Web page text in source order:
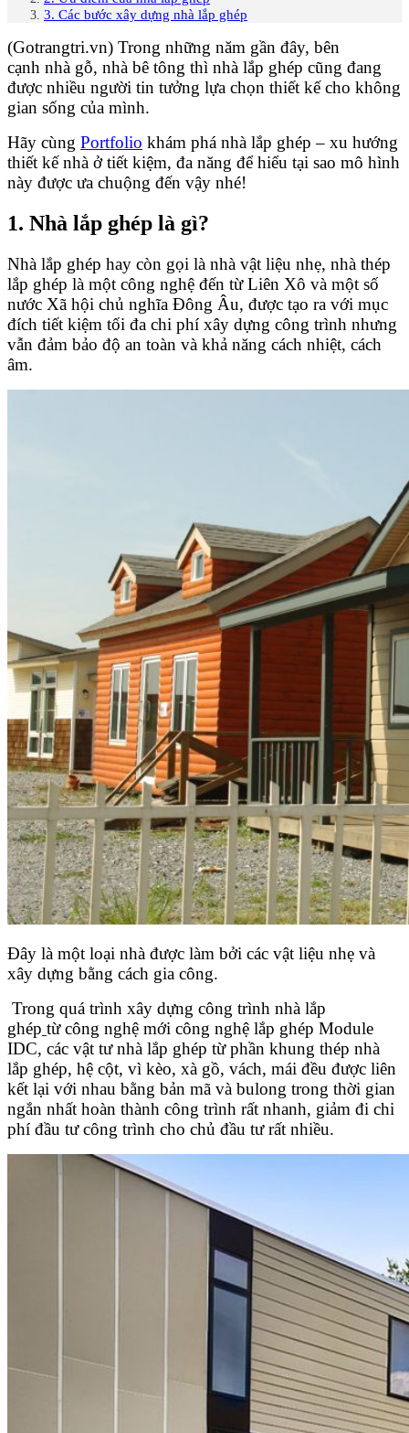
3. Các bước xây dựng nhà lắp ghép
(Gotrangtri.vn) Trong những năm gần đây, bên
cạnh nhà gỗ, nhà bê tông thì nhà lắp ghép cũng đang
được nhiều người tin tưởng lựa chọn thiết kế cho không
gian sống của mình.
Hãy cùng Portfolio khám phá nhà lắp ghép – xu hướng
thiết kế nhà ở tiết kiệm, đa năng để hiểu tại sao mô hình
này được ưa chuộng đến vậy nhé!
1. Nhà lắp ghép là gì?
Nhà lắp ghép hay còn gọi là nhà vật liệu nhẹ, nhà thép
lắp ghép là một công nghệ đến từ Liên Xô và một số
nước Xã hội chủ nghĩa Đông Âu, được tạo ra với mục
đích tiết kiệm tối đa chi phí xây dựng công trình nhưng
vẫn đảm bảo độ an toàn và khả năng cách nhiệt, cách
âm.
Đây là một loại nhà được làm bởi các vật liệu nhẹ và
xây dựng bằng cách gia công.
Trong quá trình xây dựng công trình nhà lắp
ghép từ công nghệ mới công nghệ lắp ghép Module
IDC, các vật tư nhà lắp ghép từ phần khung thép nhà
lắp ghép, hệ cột, vì kèo, xà gồ, vách, mái đều được liên
kết lại với nhau bằng bản mã và bulong trong thời gian
ngắn nhất hoàn thành công trình rất nhanh, giảm đi chi
phí đầu tư công trình cho chủ đầu tư rất nhiều.